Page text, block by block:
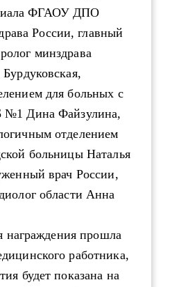
ФГАОУ ДПО
России,главный
минздрава
для больных с
№1 Дина Файзулина,
отделением
больницы Наталья
врач России,
области Анна
награждения прошла
работника,
будет показана на